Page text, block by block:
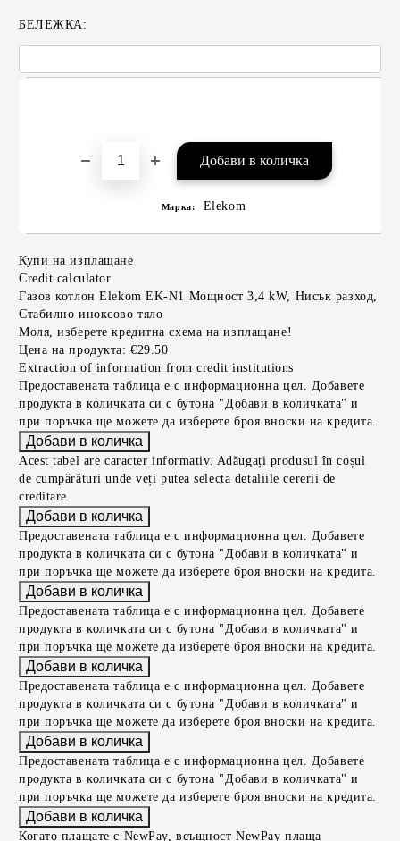
БЕЛЕЖКА:
Марка: Elekom
Купи на изплащане
Credit calculator
Газов котлон Elekom EK-N1 Мощност 3,4 kW, Нисък разход,
Стабилно иноксово тяло
Моля, изберете кредитна схема на изплащане!
Цена на продукта: €29.50
Extraction of information from credit institutions
Предоставената таблица е с информационна цел. Добавете
продукта в количката си с бутона "Добави в количката" и
при поръчка ще можете да изберете броя вноски на кредита.
Acest tabel are caracter informativ. Adăugați produsul în coșul
de cumpărături unde veți putea selecta detaliile cererii de
creditare.
Предоставената таблица е с информационна цел. Добавете
продукта в количката си с бутона "Добави в количката" и
при поръчка ще можете да изберете броя вноски на кредита.
Предоставената таблица е с информационна цел. Добавете
продукта в количката си с бутона "Добави в количката" и
при поръчка ще можете да изберете броя вноски на кредита.
Предоставената таблица е с информационна цел. Добавете
продукта в количката си с бутона "Добави в количката" и
при поръчка ще можете да изберете броя вноски на кредита.
Предоставената таблица е с информационна цел. Добавете
продукта в количката си с бутона "Добави в количката" и
при поръчка ще можете да изберете броя вноски на кредита.
Когато плащате с NewPay, всъщност NewPay плаща